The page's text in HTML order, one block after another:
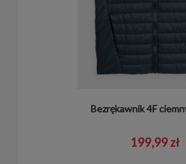
Bezrękawnik 4F
199,99 zł